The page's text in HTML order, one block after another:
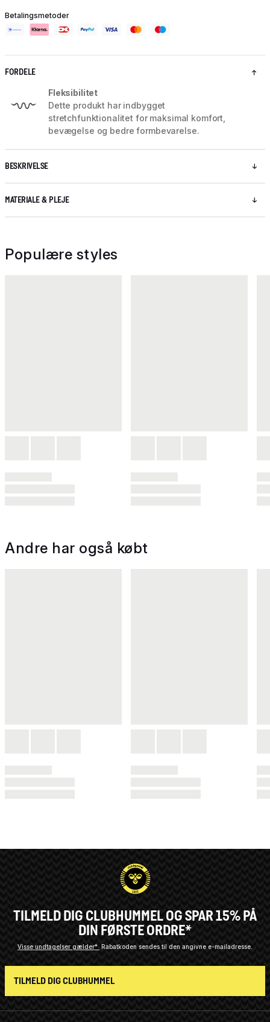
Betalingsmetoder
FORDELE
Fleksibilitet
Dette produkt har indbygget
stretchfunktionalitet for maksimal komfort,
bevægelse og bedre formbevarelse.
BESKRIVELSE
MATERIALE & PLEJE
Populære styles
Andre har også købt
TILMELD DIG CLUBHUMMEL OG SPAR 15% PÅ
DIN FØRSTE ORDRE*
Visse undtagelser gælder* Rabatkoden sendes til den angivne e-mailadresse.
TILMELD DIG CLUBHUMMEL